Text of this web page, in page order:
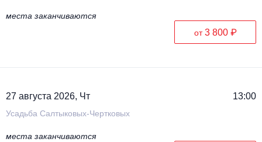
места заканчиваются
от3 800 ₽
27 августа 2026, Чт 13:00
Усадьба Салтыковых-Чертковых
места заканчиваются